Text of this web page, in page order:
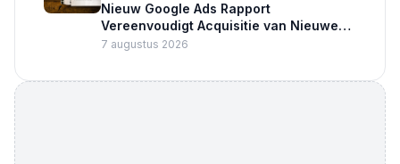
Nieuw Google Ads Rapport
Vereenvoudigt Acquisitie van Nieuwe
Klanten
7 augustus 2026